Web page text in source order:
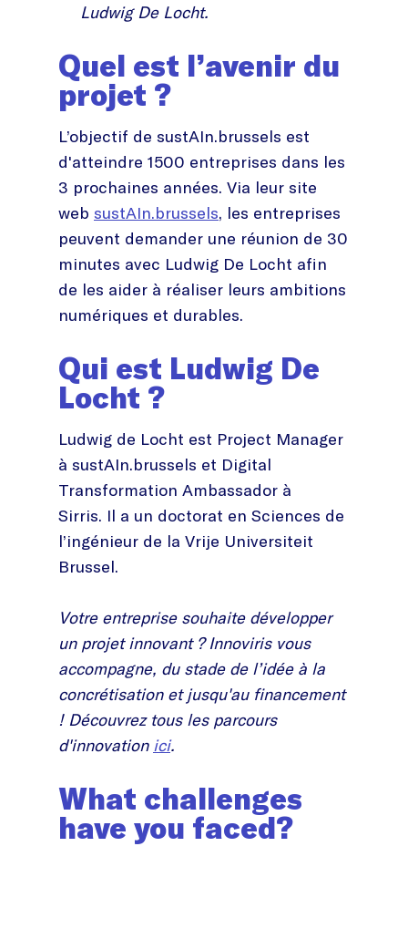
Ludwig De Locht.
Quel est l’avenir du
projet ?
L’objectif de sustAIn.brussels est
d'atteindre 1500 entreprises dans les
3 prochaines années. Via leur site
web sustAIn.brussels, les entreprises
peuvent demander une réunion de 30
minutes avec Ludwig De Locht afin
de les aider à réaliser leurs ambitions
numériques et durables.
Qui est Ludwig De
Locht ?
Ludwig de Locht est Project Manager
à sustAIn.brussels et Digital
Transformation Ambassador à
Sirris. Il a un doctorat en Sciences de
l’ingénieur de la Vrije Universiteit
Brussel.
Votre entreprise souhaite développer
un projet innovant ? Innoviris vous
accompagne, du stade de l’idée à la
concrétisation et jusqu'au financement
! Découvrez tous les parcours
d'innovation ici.
What challenges
have you faced?